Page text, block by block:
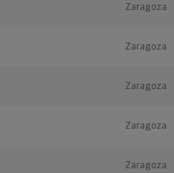
Zaragoza
Zaragoza
Zaragoza
Zaragoza
Zaragoza